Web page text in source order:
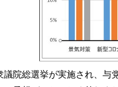
議院総選挙が実施され、与